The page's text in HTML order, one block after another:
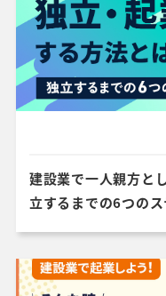
建設業で一人親方と
立するまでの6つの